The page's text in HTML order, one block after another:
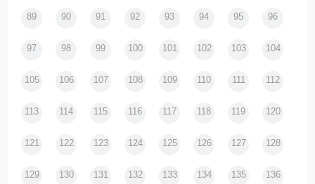
89 90 91 92 93 94 95 96
97 98 99 100 101 102 103 104
105 106 107 108 109 110 111 112
113 114 115 116 117 118 119 120
121 122 123 124 125 126 127 128
129 130 131 132 133 134 135 136